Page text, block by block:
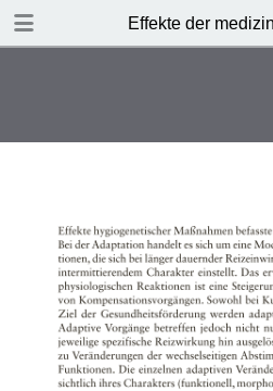
Effekte der
TABLE OF CONTENTS